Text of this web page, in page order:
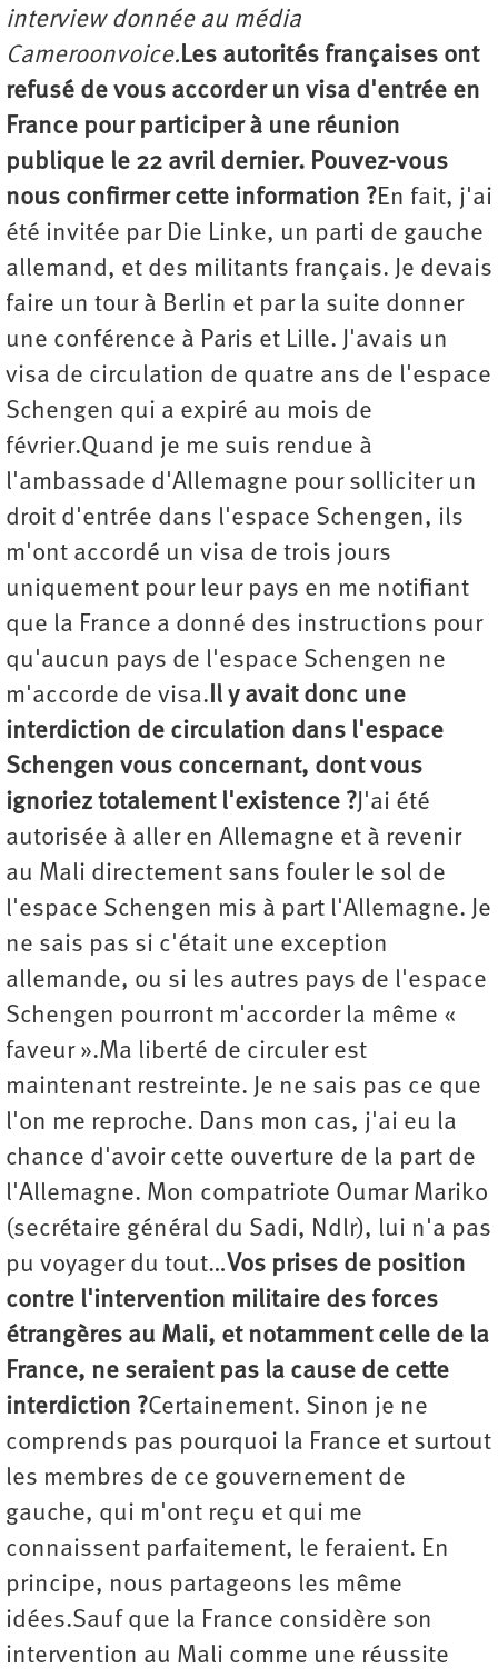
interview donnée au média
Cameroonvoice.Les autorités françaises ont
refusé de vous accorder un visa d'entrée en
France pour participer à une réunion
publique le 22 avril dernier. Pouvez-vous
nous confirmer cette information ?En fait, j'ai
été invitée par Die Linke, un parti de gauche
allemand, et des militants français. Je devais
faire un tour à Berlin et par la suite donner
une conférence à Paris et Lille. J'avais un
visa de circulation de quatre ans de l'espace
Schengen qui a expiré au mois de
février.Quand je me suis rendue à
l'ambassade d'Allemagne pour solliciter un
droit d'entrée dans l'espace Schengen, ils
m'ont accordé un visa de trois jours
uniquement pour leur pays en me notifiant
que la France a donné des instructions pour
qu'aucun pays de l'espace Schengen ne
m'accorde de visa.Il y avait donc une
interdiction de circulation dans l'espace
Schengen vous concernant, dont vous
ignoriez totalement l'existence ?J'ai été
autorisée à aller en Allemagne et à revenir
au Mali directement sans fouler le sol de
l'espace Schengen mis à part l'Allemagne. Je
ne sais pas si c'était une exception
allemande, ou si les autres pays de l'espace
Schengen pourront m'accorder la même «
faveur ».Ma liberté de circuler est
maintenant restreinte. Je ne sais pas ce que
l'on me reproche. Dans mon cas, j'ai eu la
chance d'avoir cette ouverture de la part de
l'Allemagne. Mon compatriote Oumar Mariko
(secrétaire général du Sadi, Ndlr), lui n'a pas
pu voyager du tout…Vos prises de position
contre l'intervention militaire des forces
étrangères au Mali, et notamment celle de la
France, ne seraient pas la cause de cette
interdiction ?Certainement. Sinon je ne
comprends pas pourquoi la France et surtout
les membres de ce gouvernement de
gauche, qui m'ont reçu et qui me
connaissent parfaitement, le feraient. En
principe, nous partageons les même
idées.Sauf que la France considère son
intervention au Mali comme une réussite